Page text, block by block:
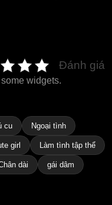
Đánh giá
widgets.
cu Ngoại tình
girl Làm tình tập thể
dài gái dâm